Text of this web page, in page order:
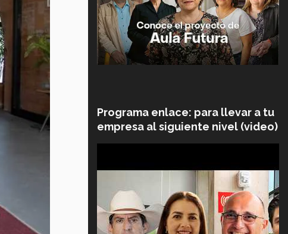
Programa enlace: para llevar a tu
empresa al siguiente nivel (video)